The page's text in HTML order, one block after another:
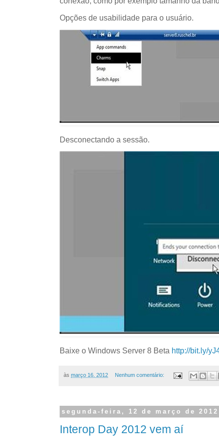
Opções de usabilidade para o usuário.
Desconectando a sessão.
Baixe o Windows Server 8 Beta http://bit.ly/
às março 16, 2012 Nenhum comentário:
segunda-feira, 12 de março de 2012
Interop Day 2012 vem aí